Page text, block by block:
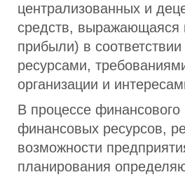
централизованных и
средств, выражающаяся
прибыли) в
ресурсами,
организации и
В процессе
финансовых ресурсов,
возможности
планирования